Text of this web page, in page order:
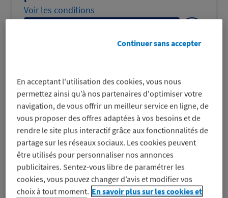
Voir les conditions
le
croisière complète, alliant destinations
emblématiques, art de vivre italien et services
personnalisables selon vos envies. Méditerranée,
Europe du Nord, Caraïbes ou Moyen-Orient :
chaque…
Découvrez Costa Croisières
En acceptant l'utilisation des cookies, vous nous
permettez ainsi qu’à nos partenaires d'optimiser votre
navigation, de vous offrir un meilleur service en ligne, de
vous proposer des offres adaptées à vos besoins et de
rendre le site plus interactif grâce aux fonctionnalités de
partage sur les réseaux sociaux. Les cookies peuvent
être utilisés pour personnaliser nos annonces
publicitaires. Sentez-vous libre de paramétrer les
cookies, vous pouvez changer d’avis et modifier vos
choix à tout moment. En savoir plus sur les cookies et
Continuer sans accepter